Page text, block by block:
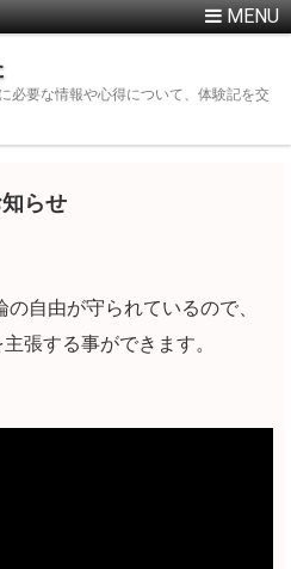
必要な情報や心得について、体験記を交
らせ
自由が守られているので、
張する事ができます。